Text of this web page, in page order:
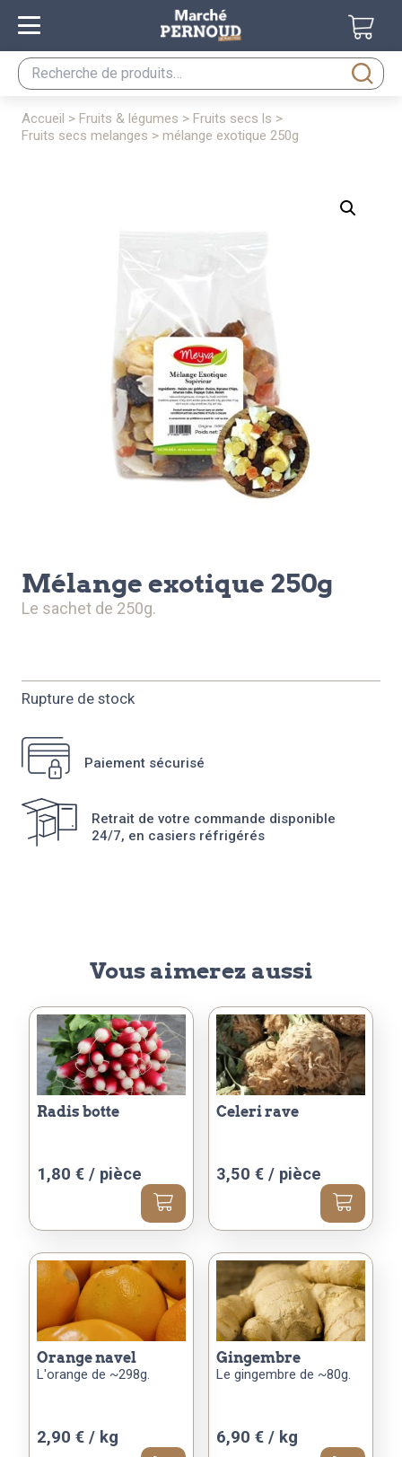
Recherche
pour :
accueil > fruits & légumes > fruits secs ls >
fruits secs melanges > mélange exotique 250g
mélange exotique 250g
le sachet de 250g.
Rupture de stock
Paiement sécurisé
Retrait de votre commande disponible
24/7, en casiers réfrigérés
Vous aimerez aussi
radis botte
1,80 € / pièce
celeri rave
3,50 € / pièce
orange navel
L'orange de ~298g.
2,90 € / kg
gingembre
Le gingembre de ~80g.
6,90 € / kg